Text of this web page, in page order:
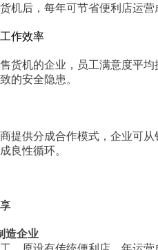
机后，每年可节省便利店运营
作效率
货机的企业，员工满意度平均
的安全隐患。
提供分成合作模式，企业可
良性循环。
造企业